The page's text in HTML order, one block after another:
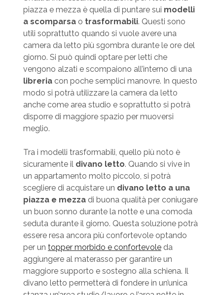
piazza e mezza è quella di puntare sui modelli
a scomparsao trasformabili. Questi sono
utili soprattutto quando si vuole avere una
camera da letto più sgombra durante le ore del
giorno. Si può quindi optare per letti che
vengono alzati e scompaiono all’interno di una
libreriacon poche semplici manovre. In questo
modo si potrà utilizzare la camera da letto
anche come area studio e soprattutto si potrà
disporre di maggiore spazio per muoversi
meglio.
Tra i modelli trasformabili, quello più noto è
sicuramente il divano letto. Quando si vive in
un appartamento molto piccolo, si potrà
scegliere di acquistare un divano letto a una
piazza e mezzadi buona qualità per coniugare
un buon sonno durante la notte e una comoda
seduta durante il giorno. Questa soluzione potrà
essere resa ancora più confortevole optando
per un topper morbido e confortevoleda
aggiungere al materasso per garantire un
maggiore supporto e sostegno alla schiena. Il
divano letto permetterà di fondere in un’unica